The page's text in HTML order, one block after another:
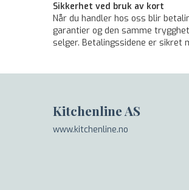
Sikkerhet ved bruk av kort
Når du handler hos oss blir
garantier og den samme
selger. Betalingssidene er sikret
Kitchenline AS
www.kitchenline.no